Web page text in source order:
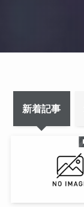
新着記事